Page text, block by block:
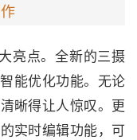
亮点。全新的三摄
能优化功能。无论
晰得让人惊叹。更
实时编辑功能，可